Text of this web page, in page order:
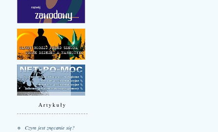
Artykuły
Czym jest znęcanie się?